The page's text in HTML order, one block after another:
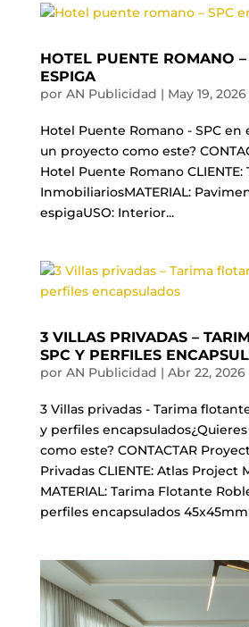
HOTEL PUENTE ROMANO –
ESPIGA
por AN Publicidad | May 19, 2026
Hotel Puente Romano - SPC en
un proyecto como este?
Hotel Puente Romano CLIENTE:
InmobiliariosMATERIAL:
espigaUSO: Interior...
3 VILLAS PRIVADAS –
SPC Y PERFILES
por AN Publicidad | Abr 22, 2026
3 Villas privadas - Tarima
y perfiles
como este? CONTACTAR
Privadas CLIENTE: Atlas Project
MATERIAL: Tarima Flotante
perfiles encapsulados 45x45mm